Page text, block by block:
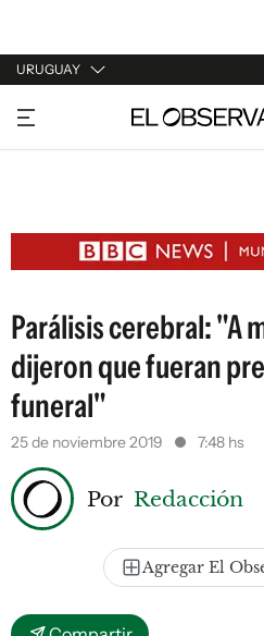
URUGUAY
URUGUAY
ARGENTINA
ESTADOS UNIDOS
Parálisis cerebral: "A
dijeron que fueran
funeral"
25 de noviembre 2019 7:48 hs
Por Redacción
Agregar El